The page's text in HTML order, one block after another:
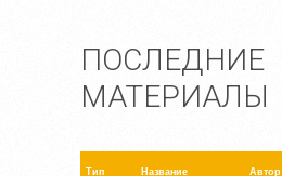
ПОСЛЕДНИЕ
МАТЕРИАЛЫ
Тип Название Автор